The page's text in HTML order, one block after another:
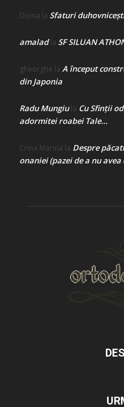
Doina la Sfaturi
amaladla SF SILUAN
gheorghe la A început
din Japonia
Radu Mungiula Cu Sfinții
adormitei roabei Tale…
Crina Marina la Despre
onaniei (pazei de a nu avea